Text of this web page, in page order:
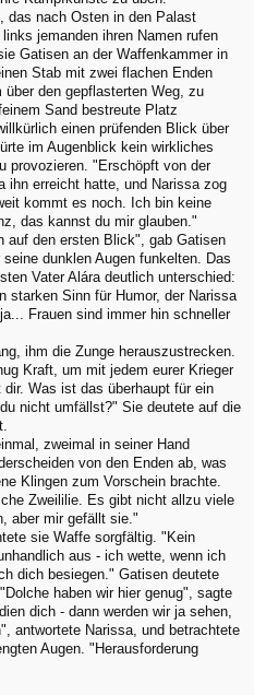
das nach Osten in den Palast
jemanden ihren Namen rufen
Gatisen an der Waffenkammer in
Stab mit zwei flachen Enden
den gepflasterten Weg, zu
Sand bestreute Platz
einen prüfenden Blick über
im Augenblick kein wirkliches
provozieren. "Erschöpft von der
ihn erreicht hatte, und Narissa zog
kommt es noch. Ich bin keine
das kannst du mir glauben."
auf den ersten Blick", gab Gatisen
dunklen Augen funkelten. Das
Vater Alára deutlich unterschied:
starken Sinn für Humor, der Narissa
Frauen sind immer hin schneller
ihm die Zunge herauszustrecken.
Kraft, um mit jedem eurer Krieger
Was ist das überhaupt für ein
nicht umfällst?" Sie deutete auf die
zweimal in seiner Hand
von den Enden ab, was
Klingen zum Vorschein brachte.
Zweililie. Es gibt nicht allzu viele
aber mir gefällt sie."
sie Waffe sorgfältig. "Kein
aus - ich wette, wenn ich
dich besiegen." Gatisen deutete
haben wir hier genug", sagte
dich - dann werden wir ja sehen,
antwortete Narissa, und betrachtete
Augen. "Herausforderung